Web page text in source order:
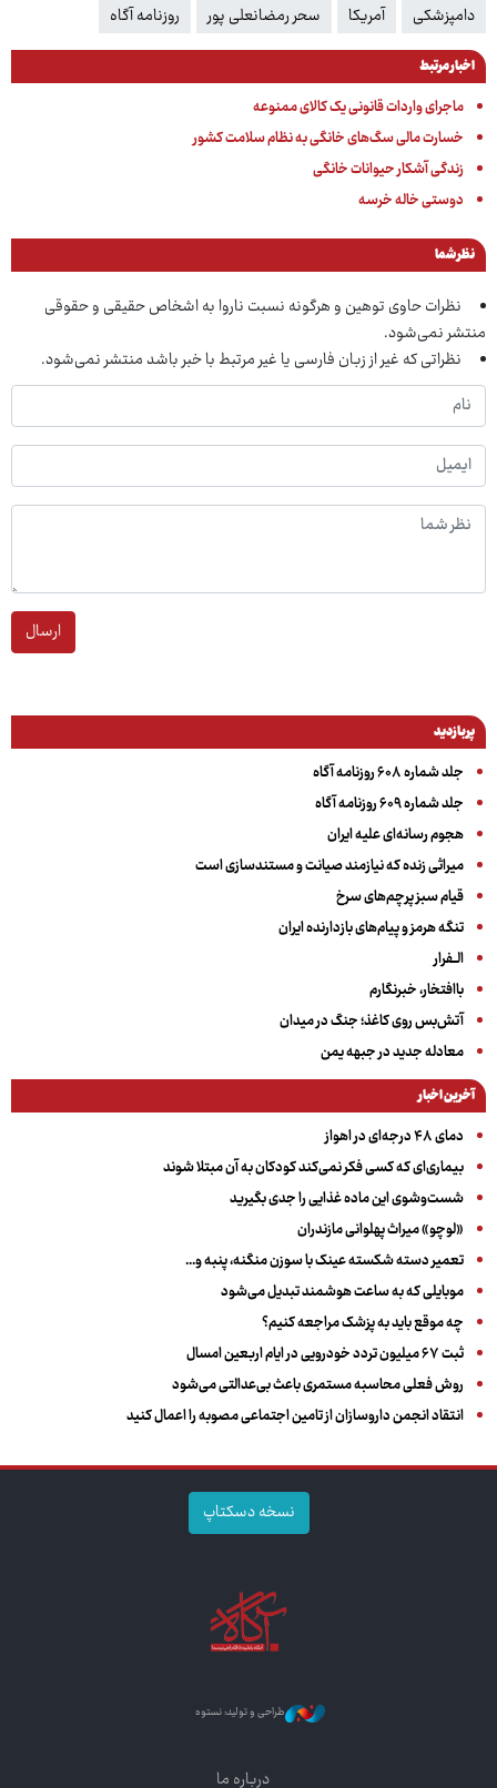
دامپزشکی
آمریکا سحر رمضانعلی پور روزنامه آگاه
اخبار مرتبط
ماجرای واردات قانونی یک کالای ممنوعه
خسارت مالی سگ‌های خانگی به نظام سلامت کشور
زندگی آشکار حیوانات خانگی
دوستی خاله خرسه
نظر شما
نظرات حاوی توهین و هرگونه نسبت ناروا به اشخاص حقیقی و حقوقی
منتشر نمی‌شود.
نظراتی که غیر از زبان فارسی یا غیر مرتبط با خبر باشد منتشر نمی‌شود.
ارسال
پربازدید
جلد شماره ۶۰۸ روزنامه آگاه
جلد شماره ۶۰۹ روزنامه آگاه
هجوم رسانه‌ای علیه ایران
میراثی زنده که نیازمند صیانت و مستندسازی است
قیام سبز پرچم‌های سرخ
تنگه هرمز و پیام‌های بازدارنده ایران
الــفرار
باافتخار، خبرنگارم
آتش‌بس روی کاغذ؛ جنگ در میدان
معادله جدید در جبهه یمن
آخرین اخبار
دمای ۴۸ درجه‌ای در اهواز
بیماری‌ای که کسی فکر نمی‌کند کودکان به آن مبتلا شوند
شست‌وشوی این ماده غذایی را جدی بگیرید
«لوچو» میراث پهلوانی مازندران
تعمیر دسته شکسته عینک با سوزن منگنه، پنبه و...
موبایلی که به ساعت هوشمند تبدیل می‌شود
چه موقع باید به پزشک مراجعه کنیم؟
ثبت ۶۷ میلیون تردد خودرویی در ایام اربعین امسال
روش فعلی محاسبه مستمری باعث بی‌عدالتی می‌شود
انتقاد انجمن داروسازان از تامین اجتماعی مصوبه را اعمال کنید
نسخه دسکتاپ
طراحی و تولید: نستوه
درباره ما